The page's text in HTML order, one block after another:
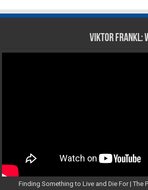
Viktor Frankl:
Finding Something to Live and Die For |